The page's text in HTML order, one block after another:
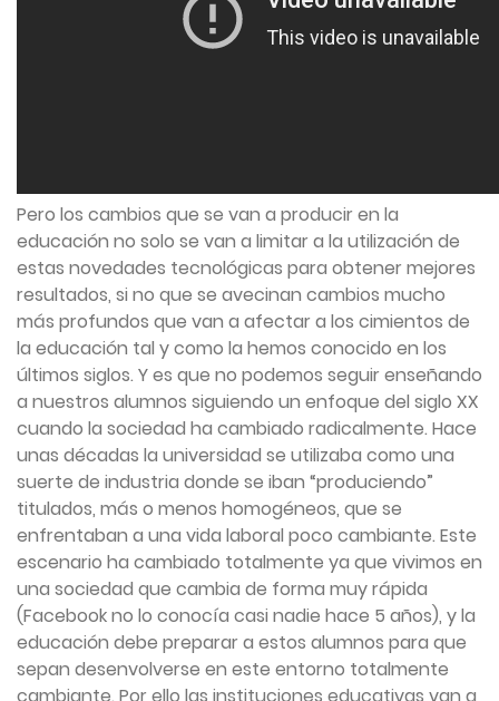
Pero los cambios que se van a producir en la
educación no solo se van a limitar a la utilización de
estas novedades tecnológicas para obtener mejores
resultados, si no que se avecinan cambios mucho
más profundos que van a afectar a los cimientos de
la educación tal y como la hemos conocido en los
últimos siglos. Y es que no podemos seguir enseñando
a nuestros alumnos siguiendo un enfoque del siglo XX
cuando la sociedad ha cambiado radicalmente. Hace
unas décadas la universidad se utilizaba como una
suerte de industria donde se iban “produciendo”
titulados, más o menos homogéneos, que se
enfrentaban a una vida laboral poco cambiante. Este
escenario ha cambiado totalmente ya que vivimos en
una sociedad que cambia de forma muy rápida
(Facebook no lo conocía casi nadie hace 5 años), y la
educación debe preparar a estos alumnos para que
sepan desenvolverse en este entorno totalmente